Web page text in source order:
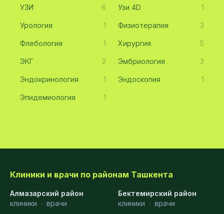
УЗИ 6 Узи 4D 1
Урология 1 Физиотерапия 3
Флебология 1 Хирургия 5
ЭКГ 2 Эмбриология 3
Эндокринология 1 Эндоскопия 1
Эпидемиология 1
Клиники и врачи по районам Ташкента
Алмазарский район
клиники · врачи
Бектемирский район
клиники · врачи